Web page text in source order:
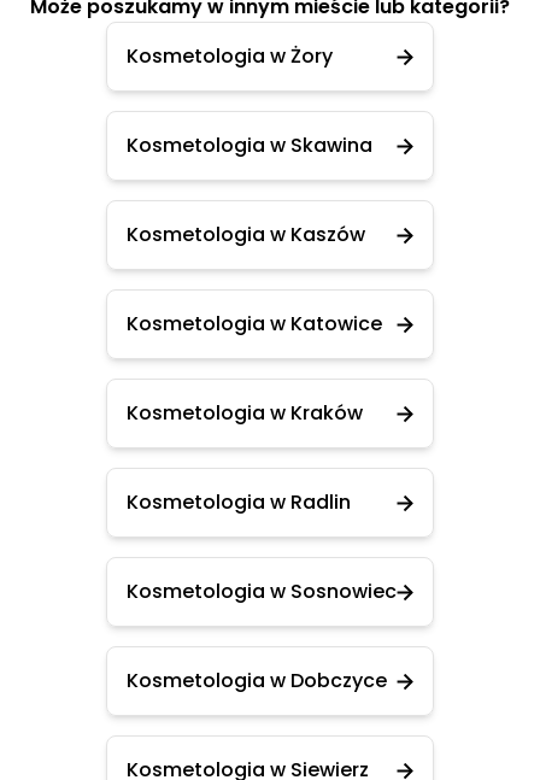
Może poszukamy w innym mieście lub kategorii?
Kosmetologia w Żory
Kosmetologia w Skawina
Kosmetologia w Kaszów
Kosmetologia w Katowice
Kosmetologia w Kraków
Kosmetologia w Radlin
Kosmetologia w Sosnowiec
Kosmetologia w Dobczyce
Kosmetologia w Siewierz